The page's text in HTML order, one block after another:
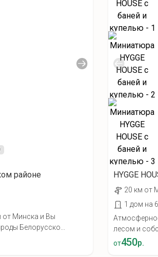
районе
от Минска и Вы
Белорусско...
HYGGE
20 км от
1 дом на
лесом и
от450р.